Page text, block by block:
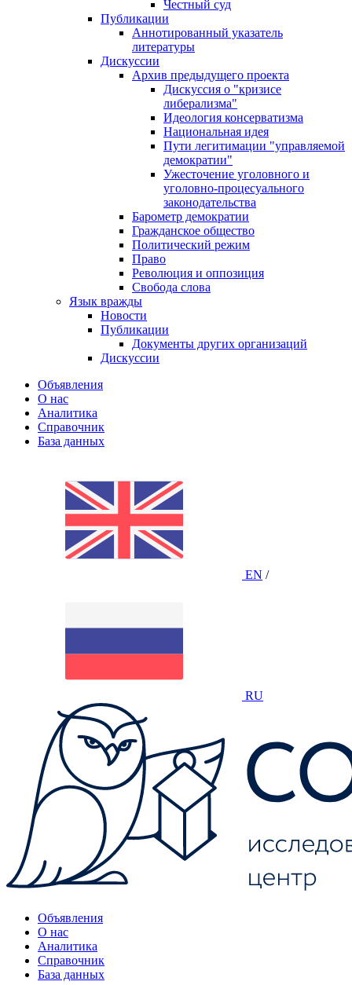
Честный суд
Публикации
Аннотированный указатель
литературы
Дискуссии
Архив предыдущего проекта
Дискуссия о "кризисе
либерализма"
Идеология консерватизма
Национальная идея
Пути легитимации "управляемой
демократии"
Ужесточение уголовного и
уголовно-процесуального
законодательства
Барометр демократии
Гражданское общество
Политический режим
Право
Революция и оппозиция
Свобода слова
Язык вражды
Новости
Публикации
Документы других организаций
Дискуссии
Объявления
О нас
Аналитика
Справочник
База данных
EN /
RU
Объявления
О нас
Аналитика
Справочник
База данных